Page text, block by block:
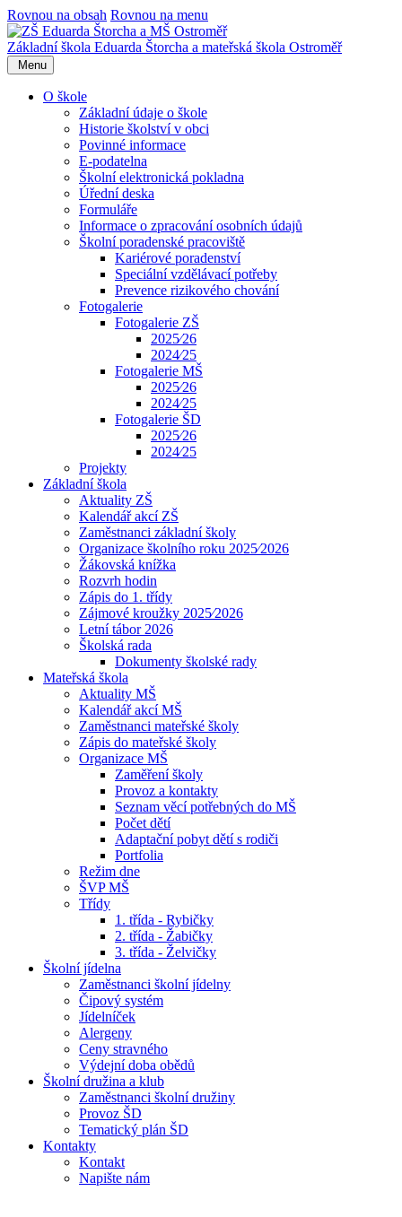
Rovnou na obsah Rovnou na menu
Základní škola Eduarda Štorcha a mateřská škola Ostroměř
Menu
O škole
Základní údaje o škole
Historie školství v obci
Povinné informace
E-podatelna
Školní elektronická pokladna
Úřední deska
Formuláře
Informace o zpracování osobních údajů
Školní poradenské pracoviště
Kariérové poradenství
Speciální vzdělávací potřeby
Prevence rizikového chování
Fotogalerie
Fotogalerie ZŠ
2025⁄26
2024⁄25
Fotogalerie MŠ
2025⁄26
2024⁄25
Fotogalerie ŠD
2025⁄26
2024⁄25
Projekty
Základní škola
Aktuality ZŠ
Kalendář akcí ZŠ
Zaměstnanci základní školy
Organizace školního roku 2025⁄2026
Žákovská knížka
Rozvrh hodin
Zápis do 1. třídy
Zájmové kroužky 2025⁄2026
Letní tábor 2026
Školská rada
Dokumenty školské rady
Mateřská škola
Aktuality MŠ
Kalendář akcí MŠ
Zaměstnanci mateřské školy
Zápis do mateřské školy
Organizace MŠ
Zaměření školy
Provoz a kontakty
Seznam věcí potřebných do MŠ
Počet dětí
Adaptační pobyt dětí s rodiči
Portfolia
Režim dne
ŠVP MŠ
Třídy
1. třída - Rybičky
2. třída - Žabičky
3. třída - Želvičky
Školní jídelna
Zaměstnanci školní jídelny
Čipový systém
Jídelníček
Alergeny
Ceny stravného
Výdejní doba obědů
Školní družina a klub
Zaměstnanci školní družiny
Provoz ŠD
Tematický plán ŠD
Kontakty
Kontakt
Napište nám